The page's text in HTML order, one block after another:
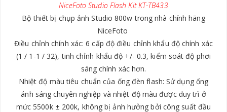
NiceFoto Studio Flash Kit KT-TB433
Bộ thiết bị chụp ảnh Studio 800w trong nhà chính hãng
NiceFoto
Điều chỉnh chính xác: 6 cấp độ điều chỉnh khẩu độ chính xác
(1 / 1-1 / 32), tinh chỉnh khẩu độ +/- 0.3, kiểm soát độ phơi
sáng chính xác hơn.
Nhiệt độ màu tiêu chuẩn của ống đèn flash: Sử dụng ống
ánh sáng chuyên nghiệp và nhiệt độ màu được duy trì ở
mức 5500k ± 200k, không bị ảnh hưởng bởi công suất đầu